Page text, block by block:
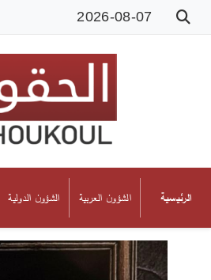
2026-08-07
الرئيسية الشؤون العربية الشؤون الدولية